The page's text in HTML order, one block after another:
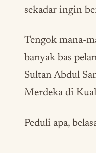
sekadar ingin
Tengok mana-
banyak bas
Sultan Abdul
Merdeka di
Peduli apa,